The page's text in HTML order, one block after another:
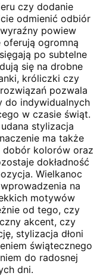
czy dodanie
odmienić odbiór
powiew
oferują ogromną
po subtelne
się na drobne
króliczki czy
pozwala
do indywidualnych
w czasie świąt.
stylizacja
ma także
dobór kolorów oraz
dokładność
Wielkanoc
na
motywów
od tego, czy
akcent, czy
stylizacja dłoni
świątecznego
do radosnej
dni.